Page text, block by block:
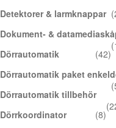
Detektorer & larmknappar
Dokument- &
Dörrautomatik
(42)
Dörrautomatik paket
Dörrautomatik tillbehör
Dörrkoordinator
(8)